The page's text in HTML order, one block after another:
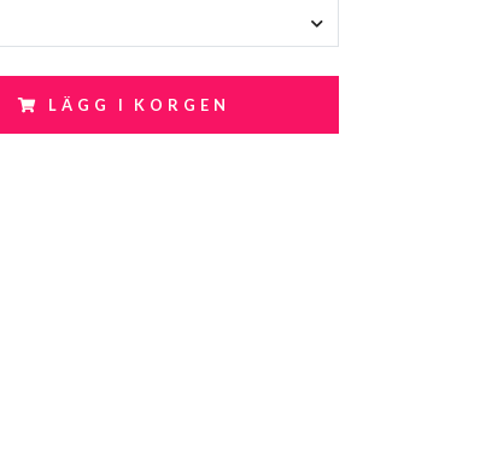
LÄGG I KORGEN